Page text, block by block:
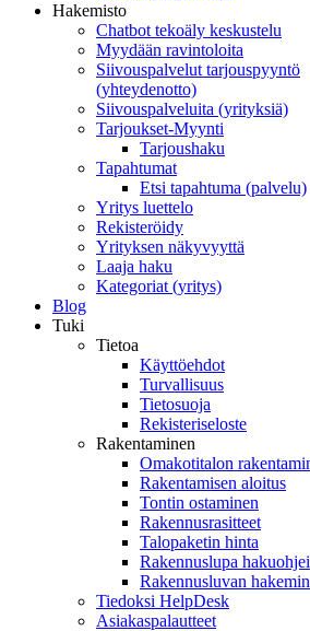
Hakemisto
Chatbot tekoäly keskustelu
Myydään ravintoloita
Siivouspalvelut tarjouspyyntö
(yhteydenotto)
Siivouspalveluita (yrityksiä)
Tarjoukset-Myynti
Tarjoushaku
Tapahtumat
Etsi tapahtuma (palvelu)
Yritys luettelo
Rekisteröidy
Yrityksen näkyvyyttä
Laaja haku
Kategoriat (yritys)
Blog
Tuki
Tietoa
Käyttöehdot
Turvallisuus
Tietosuoja
Rekisteriseloste
Rakentaminen
Omakotitalon
Rakentamisen aloitus
Tontin ostaminen
Rakennusrasitteet
Talopaketin hinta
Rakennuslupa
Rakennusluvan
Tiedoksi HelpDesk
Asiakaspalautteet